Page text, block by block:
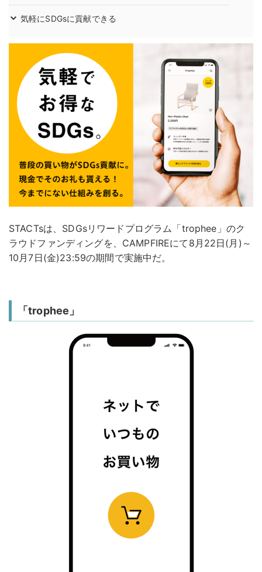
気軽にSDGsに貢献できる
STACTsは、SDGsリワードプログラム「trophee」のク
ラウドファンディングを、CAMPFIREにて8月22日(月)～
10月7日(金)23:59の期間で実施中だ。
「trophee」